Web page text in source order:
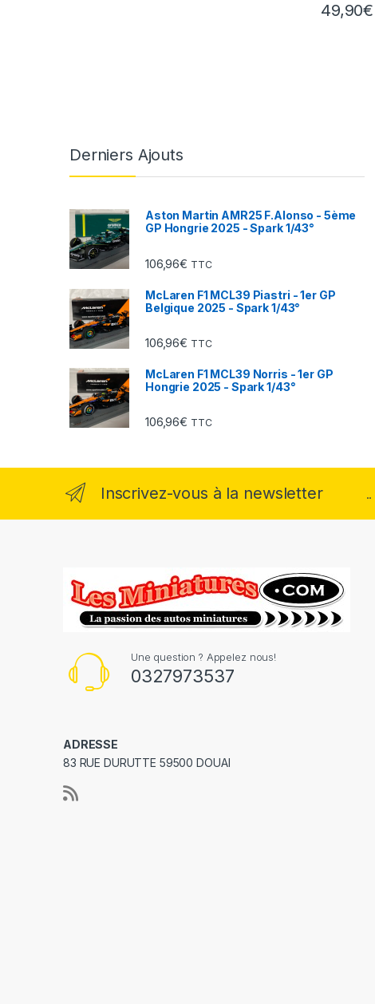
49,90€
Derniers Ajouts
Aston Martin AMR25 F.Alonso - 5ème
GP Hongrie 2025 - Spark 1/43°
106,96€ TTC
McLaren F1 MCL39 Piastri - 1er GP
Belgique 2025 - Spark 1/43°
106,96€ TTC
McLaren F1 MCL39 Norris - 1er GP
Hongrie 2025 - Spark 1/43°
106,96€ TTC
Inscrivez-vous à la newsletter ..
Une question ? Appelez nous!
0327973537
ADRESSE
83 RUE DURUTTE 59500 DOUAI